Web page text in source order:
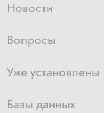
Новости
Вопросы
Уже установлены
Базы данных